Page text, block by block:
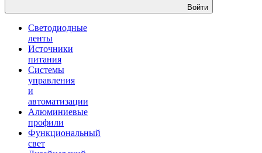
Войти
Светодиодные
ленты
Источники
питания
Системы
управления
и
автоматизации
Алюминиевые
профили
Функциональный
свет